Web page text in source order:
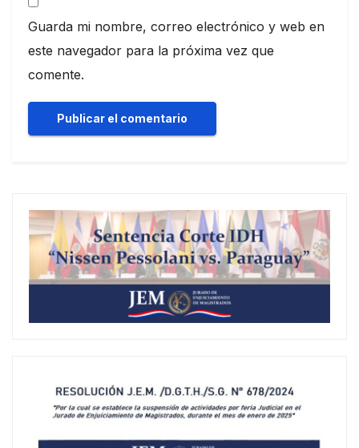
Guarda mi nombre, correo electrónico y web en
este navegador para la próxima vez que
comente.